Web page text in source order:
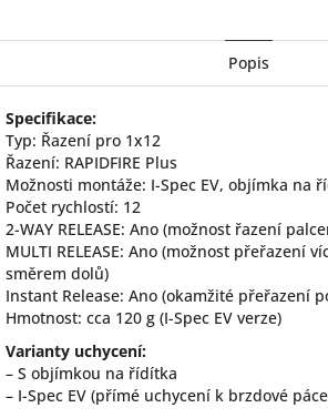
Popis
Specifikace:
Typ: Řazení pro 1x12
Řazení: RAPIDFIRE Plus
Možnosti montáže: I-Spec EV, objímka na
Počet rychlostí: 12
2-WAY RELEASE: Ano (možnost řazení
MULTI RELEASE: Ano (možnost přeřazení
směrem dolů)
Instant Release: Ano (okamžité přeřazení
Hmotnost: cca 120 g (I-Spec EV verze)
Varianty uchycení:
– S objímkou na řídítka
– I-Spec EV (přímé uchycení k brzdové